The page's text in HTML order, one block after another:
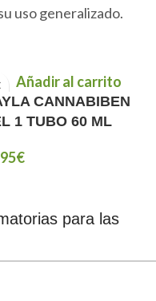
uso generalizado.
Añadir al carrito
CANNABIBEN
1 TUBO 60 ML
€
para las